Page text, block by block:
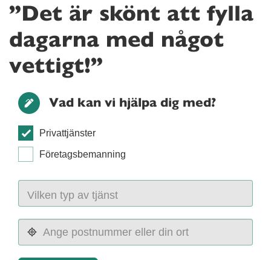
”Det är skönt att fylla
dagarna med något
vettigt!”
Vad kan vi hjälpa dig med?
Privattjänster
Företagsbemanning